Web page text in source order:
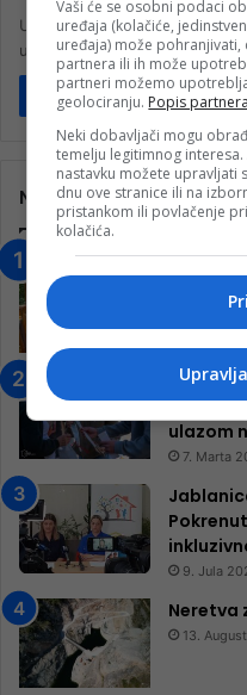
U Boljunima nedaleko od
uzgojni centar zaštićenih
Pročitaj više
Najčitanije
–
25
ulazom
7. Marta
9. Jula
Neretva
13.
Vaši će se osobni podaci
uređaja (kolačiće,
uređaja) može
partnera ili ih može
partneri možemo
geolociranju. Popis
Neki dobavljači mogu
temelju legitimnog interesa.
nastavku možete upravljati
dnu ove stranice ili na
pristankom ili povlačenje
kolačića.